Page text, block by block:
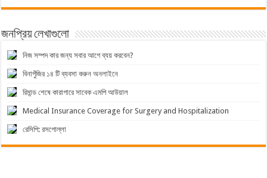
জনপ্রিয় লেখাগুলো
নিজ সম্পদ কার জন্য সবার আগে ব্যয় করবেন?
বিনাপুঁজির ১৪ টি ব্যবসা করুন অনলাইনে
রিমান্ড শেষে কারাগারে সাবেক এমপি আউয়াল
Medical Insurance Coverage for Surgery and Hospitalization
রেসিপি: রসগোল্লা